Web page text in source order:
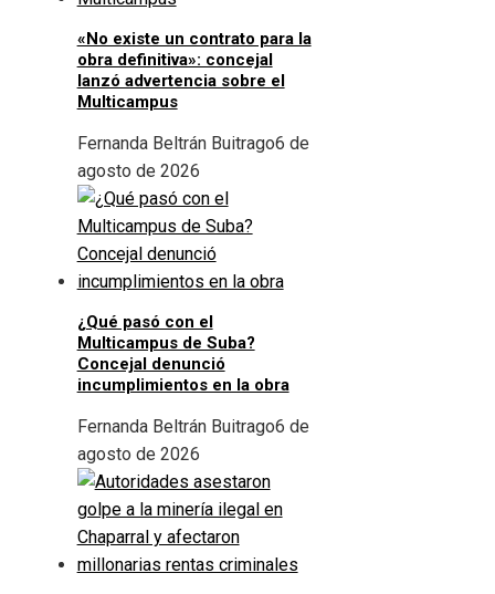
«No existe un contrato para la
obra definitiva»: concejal
lanzó advertencia sobre el
Multicampus
Fernanda Beltrán Buitrago6 de
agosto de 2026
¿Qué pasó con el
Multicampus de Suba?
Concejal denunció
incumplimientos en la obra
Fernanda Beltrán Buitrago6 de
agosto de 2026